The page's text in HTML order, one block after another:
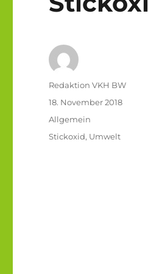
Autor
Redaktion VKH BW
Veröffentlicht
am
18. November 2018
Kategorien
Allgemein
Schlagwörter
Stickoxid, Umwelt